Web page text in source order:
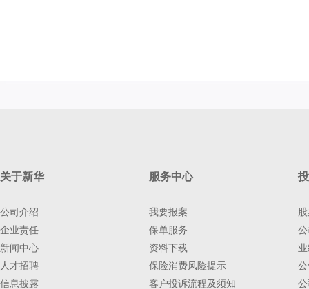
关于新华
公司介绍
企业责任
新闻中心
人才招聘
信息披露
服务中心
我要报案
保单服务
资料下载
保险消费风险提示
客户投诉流程及须知